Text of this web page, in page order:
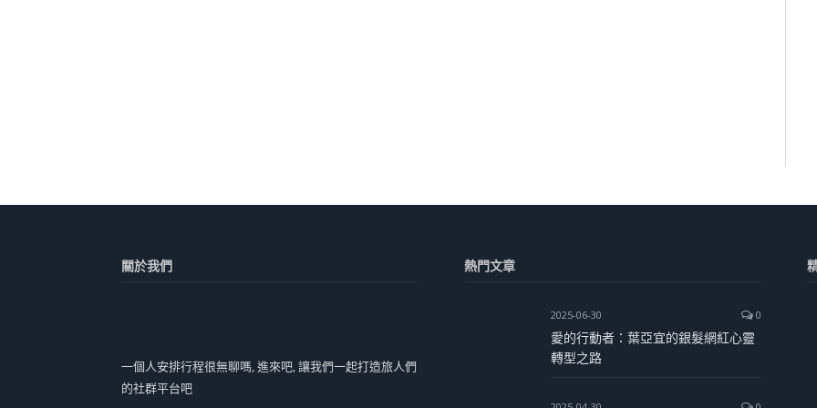
關於我們
一個人安排行程很無聊嗎, 進來吧, 讓我們一起打造旅人們
的社群平台吧
熱門文章
2025-06-30 0
愛的行動者：葉亞宜的銀髮網紅心靈
轉型之路